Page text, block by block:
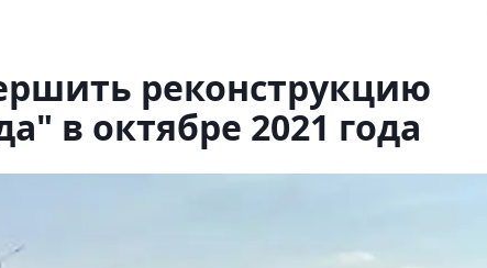
реконструкцию
в октябре 2021 года